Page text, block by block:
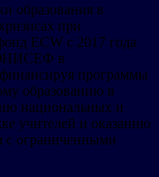
образования в
при
ECW с 2017 года
ЮНИСЕФ в
программы
образованию в
национальных и
учителей и оказанию
с ограниченными